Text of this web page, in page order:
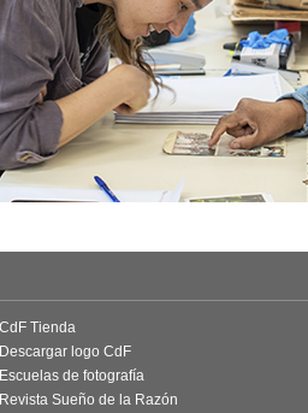
CdF Tienda
Descargar logo CdF
Escuelas de fotografía
Revista Sueño de la Razón